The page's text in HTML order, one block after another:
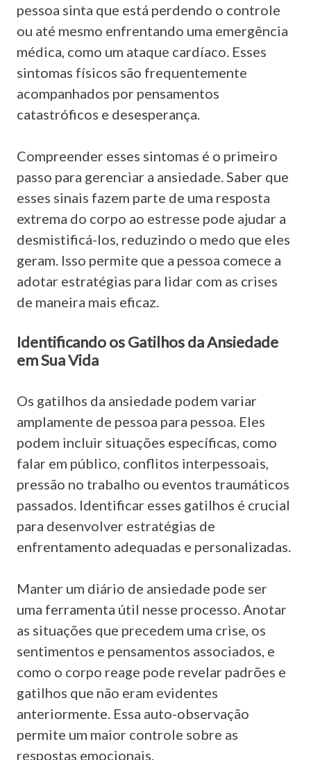
pessoa sinta que está perdendo o controle
ou até mesmo enfrentando uma emergência
médica, como um ataque cardíaco. Esses
sintomas físicos são frequentemente
acompanhados por pensamentos
catastróficos e desesperança.
Compreender esses sintomas é o primeiro
passo para gerenciar a ansiedade. Saber que
esses sinais fazem parte de uma resposta
extrema do corpo ao estresse pode ajudar a
desmistificá-los, reduzindo o medo que eles
geram. Isso permite que a pessoa comece a
adotar estratégias para lidar com as crises
de maneira mais eficaz.
Identificando os Gatilhos da Ansiedade
em Sua Vida
Os gatilhos da ansiedade podem variar
amplamente de pessoa para pessoa. Eles
podem incluir situações específicas, como
falar em público, conflitos interpessoais,
pressão no trabalho ou eventos traumáticos
passados. Identificar esses gatilhos é crucial
para desenvolver estratégias de
enfrentamento adequadas e personalizadas.
Manter um diário de ansiedade pode ser
uma ferramenta útil nesse processo. Anotar
as situações que precedem uma crise, os
sentimentos e pensamentos associados, e
como o corpo reage pode revelar padrões e
gatilhos que não eram evidentes
anteriormente. Essa auto-observação
permite um maior controle sobre as
respostas emocionais.